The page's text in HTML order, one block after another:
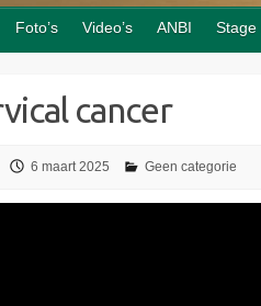
Foto’s Video’s ANBI Stage
cancer
6 maart 2025 Geen categorie